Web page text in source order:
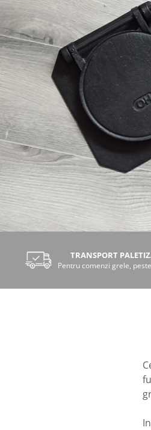
TRANSPORT
Pentru comenzi grele,